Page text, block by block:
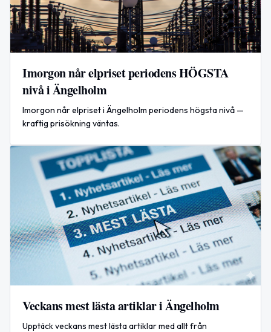
Imorgon når elpriset periodens HÖGSTA
nivå i Ängelholm
Imorgon når elpriset i Ängelholm periodens högsta nivå —
kraftig prisökning väntas.
Veckans mest lästa artiklar i Ängelholm
Upptäck veckans mest lästa artiklar med allt från